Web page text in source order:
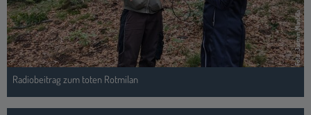
Workshop Extensivgrünland fand großen Anklang Foto: Jasmin Mantilla
Jakobskreuzkraut-Rupfaktion am 01. Juli 2023 - Helfende Hände gesucht!Foto: Bergische Greifvogelhilfe